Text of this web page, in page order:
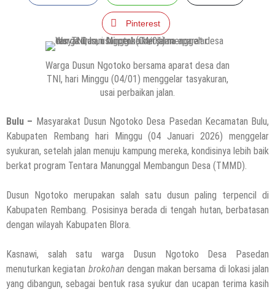
Kenapa Belum Boleh Digunakan,
Lapangan Standar Nasional Di Sekolah
Rakyat Rembang
7 Agustus 2026 bymusa r2b
Mondoteko 3, Termasuk Sekolah Anak
Anda ??
7 Agustus 2026 bymusa r2b
HEADLINE
Tanggapan Kepala SMP N 5 Rembang
Menik Mustikatun
6 Agustus 2026 bymusa r2b
Ini Ciri-Cirinya, Siapa Tahu Keluarga Anda
(Temuan Mayat Laki-Laki Di Pinggir
Pantai Utara Rembang)
Pinterest
Warga Dusun Ngotoko bersama aparat desa dan
TNI, hari Minggu (04/01) menggelar tasyakuran,
usai perbaikan jalan.
Bulu – Masyarakat Dusun Ngotoko Desa Pasedan Kecamatan Bulu,
Kabupaten Rembang hari Minggu (04 Januari 2026) menggelar
syukuran, setelah jalan menuju kampung mereka, kondisinya lebih baik
berkat program Tentara Manunggal Membangun Desa (TMMD).
Dusun Ngotoko merupakan salah satu dusun paling terpencil di
Kabupaten Rembang. Posisinya berada di tengah hutan, berbatasan
dengan wilayah Kabupaten Blora.
Kasnawi, salah satu warga Dusun Ngotoko Desa Pasedan
menuturkan kegiatan brokohan dengan makan bersama di lokasi jalan
yang dibangun, sebagai bentuk rasa syukur dan ucapan terima kasih